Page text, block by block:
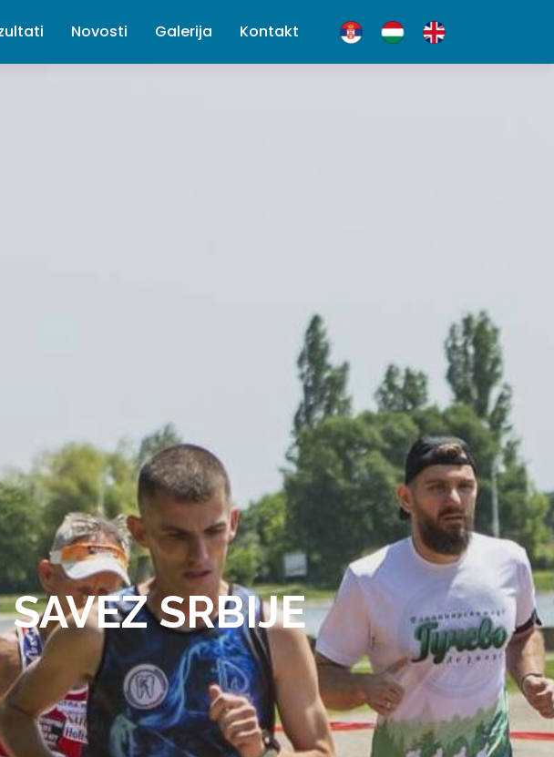
Novosti Galerija Kontakt
SRBIJE